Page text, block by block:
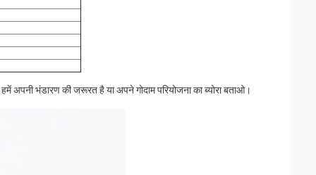
अपनी भंडारण की जरूरत है या अपने गोदाम परियोजना का ब्योरा बताओ।